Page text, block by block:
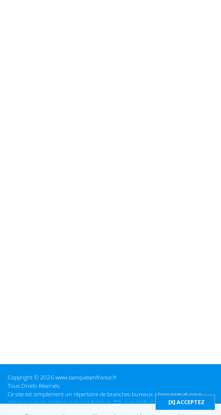
Copyright © 2026 www.banquesenfrance.fr
Tous Droits Réservés.
Ce site est simplement un répertoire de branches bureaux / bancaires et nous
n'avons aucune relation avec une banque. S'il vous plaît vérifier ces informations
avant d'effectuer toute opération, nous ne sommes pas responsables des erreurs